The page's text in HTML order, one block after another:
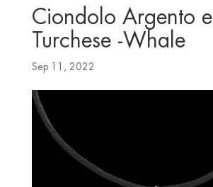
Ciondolo Argento e
Turchese -Whale
Sep 11, 2022